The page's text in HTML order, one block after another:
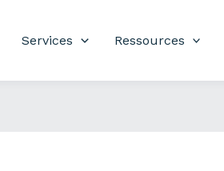
Services Ressources